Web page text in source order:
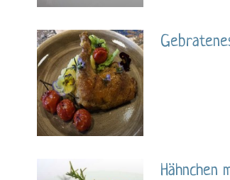
Hähnchen